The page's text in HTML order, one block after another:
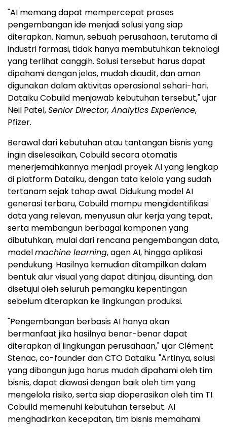
"AI memang dapat mempercepat proses
pengembangan ide menjadi solusi yang siap
diterapkan. Namun, sebuah perusahaan, terutama di
industri farmasi, tidak hanya membutuhkan teknologi
yang terlihat canggih. Solusi tersebut harus dapat
dipahami dengan jelas, mudah diaudit, dan aman
digunakan dalam aktivitas operasional sehari-hari.
Dataiku Cobuild menjawab kebutuhan tersebut," ujar
Neil Patel,Senior Director, Analytics Experience,
Pfizer.
Berawal dari kebutuhan atau tantangan bisnis yang
ingin diselesaikan, Cobuild secara otomatis
menerjemahkannya menjadi proyek AI yang lengkap
di platform Dataiku, dengan tata kelola yang sudah
tertanam sejak tahap awal. Didukung model AI
generasi terbaru, Cobuild mampu mengidentifikasi
data yang relevan, menyusun alur kerja yang tepat,
serta membangun berbagai komponen yang
dibutuhkan, mulai dari rencana pengembangan data,
modelmachine learning, agen AI, hingga aplikasi
pendukung. Hasilnya kemudian ditampilkan dalam
bentuk alur visual yang dapat ditinjau, disunting, dan
disetujui oleh seluruh pemangku kepentingan
sebelum diterapkan ke lingkungan produksi.
"Pengembangan berbasis AI hanya akan
bermanfaat jika hasilnya benar-benar dapat
diterapkan di lingkungan perusahaan," ujar Clément
Stenac, co-founder dan CTO Dataiku. "Artinya, solusi
yang dibangun juga harus mudah dipahami oleh tim
bisnis, dapat diawasi dengan baik oleh tim yang
mengelola risiko, serta siap dioperasikan oleh tim TI.
Cobuild memenuhi kebutuhan tersebut. AI
menghadirkan kecepatan, tim bisnis memahami